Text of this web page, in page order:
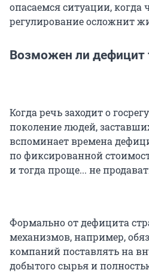
опасаемся ситуации, когда
регулирование осложнит
Возможен ли дефицит
Когда речь заходит о
поколение людей,
вспоминает времена
по фиксированной
и тогда проще... не
Формально от дефицита
механизмов, например,
компаний поставлять на
добытого сырья и